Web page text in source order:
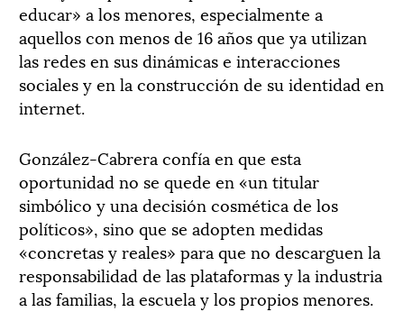
educar» a los menores, especialmente a
aquellos con menos de 16 años que ya utilizan
las redes en sus dinámicas e interacciones
sociales y en la construcción de su identidad en
internet.
González-Cabrera confía en que esta
oportunidad no se quede en «un titular
simbólico y una decisión cosmética de los
políticos», sino que se adopten medidas
«concretas y reales» para que no descarguen la
responsabilidad de las plataformas y la industria
a las familias, la escuela y los propios menores.